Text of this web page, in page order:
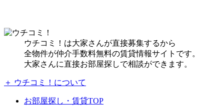
ウチコミ！は大家さんが直接募集するから
全物件が仲介手数料無料の賃貸情報サイトです。
大家さんに直接お部屋探しで相談ができます。
＋ ウチコミ！について
お部屋探し・賃貸TOP